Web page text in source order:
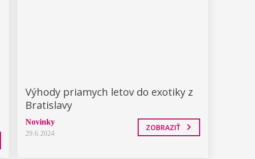
Výhody priamych letov do exotiky z
Bratislavy
Novinky
29.6.2024
ZOBRAZIŤ